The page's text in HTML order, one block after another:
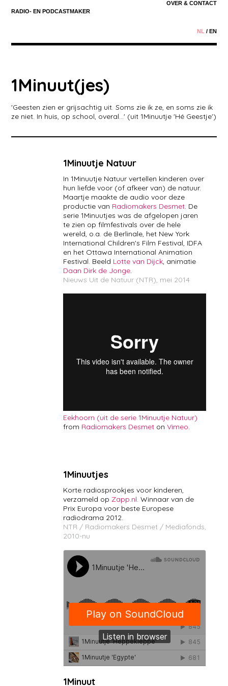
RADIO- ENPODCASTMAKER
NL / EN
OVER & CONTACT
1Minuut(jes)
'Geesten zien er grijsachtig uit. Soms zie ik ze, en soms zie ik
ze niet. In huis, op school, overal...' (uit 1Minuutje 'Hé Geestje')
1Minuutje Natuur
In 1Minuutje Natuur vertellen kinderen over
hun liefde voor (of afkeer van) de natuur.
Maartje maakte de audio voor deze
productie van Radiomakers Desmet. De
serie 1Minuutjes was de afgelopen jaren
te zien op filmfestivals over de hele
wereld, o.a. de Berlinale, het New York
International Children's Film Festival, IDFA
en het Ottawa International Animation
Festival. Beeld Lotte van Dijck, animatie
Daan Dirk de Jonge.
Nieuws Uit de Natuur (NTR), mei 2014
Eekhoorn (uit de serie 1Minuutje Natuur)
from Radiomakers Desmet onVimeo
1Minuutjes
Korte radiosprookjes voor kinderen,
verzameld op Zapp.nl. Winnaar van de
Prix Europa voor beste Europese
radiodrama 2012.
NTR / Radiomakers Desmet / Mediafonds,
2010-nu
1Minuut